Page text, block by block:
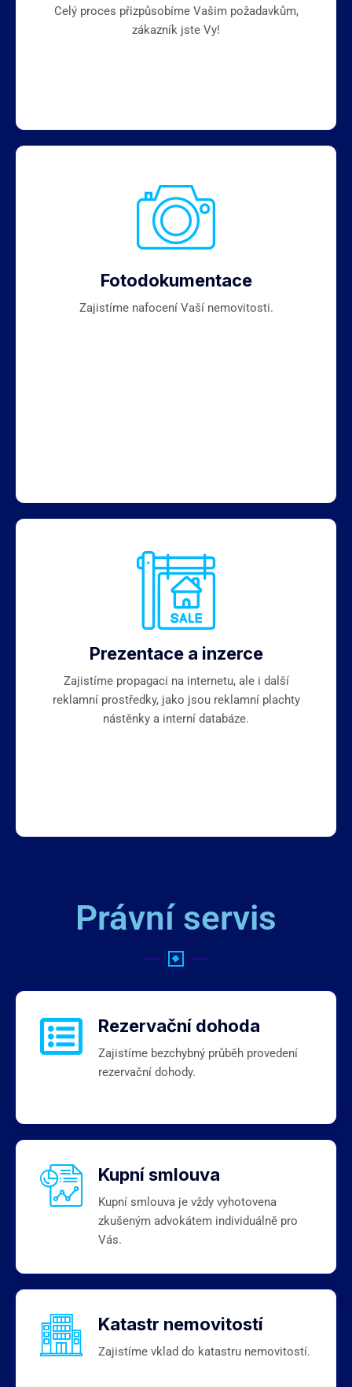
Celý proces přizpůsobíme Vašim požadavkům,
zákazník jste Vy!
Fotodokumentace
Zajistíme nafocení Vaší nemovitosti.
Prezentace a inzerce
Zajistíme propagaci na internetu, ale i další
reklamní prostředky, jako jsou reklamní plachty
nástěnky a interní databáze.
Právní servis
Rezervační dohoda
Zajistíme bezchybný průběh provedení
rezervační dohody.
Kupní smlouva
Kupní smlouva je vždy vyhotovena
zkušeným advokátem individuálně pro
Vás.
Katastr nemovitostí
Zajistíme vklad do katastru nemovitostí.